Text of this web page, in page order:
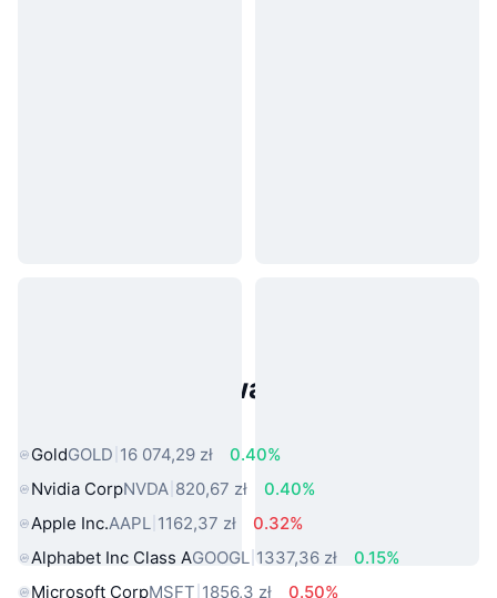
Popularne aktywa ze świata
GoldGOLD 16 074,29 zł
0.40%
Nvidia CorpNVDA 820,67 zł
0.40%
Apple Inc.AAPL 1162,37 zł
0.32%
Alphabet Inc Class AGOOGL 1337,36 zł
0.15%
Microsoft CorpMSFT 1856,3 zł 0.50%